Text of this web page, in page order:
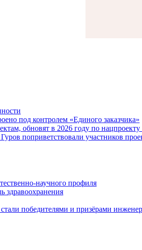
под контролем «Единого заказчика»
обновят в 2026 году по
поприветствовали участников
научного профиля
здравоохранения
победителями и призёрами